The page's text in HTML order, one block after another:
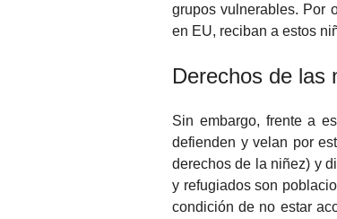
grupos vulnerables. Por
en EU, reciban a estos
Derechos de las
Sin embargo, frente a
defienden y velan por
derechos de la niñez) y
y refugiados son
condición de no estar